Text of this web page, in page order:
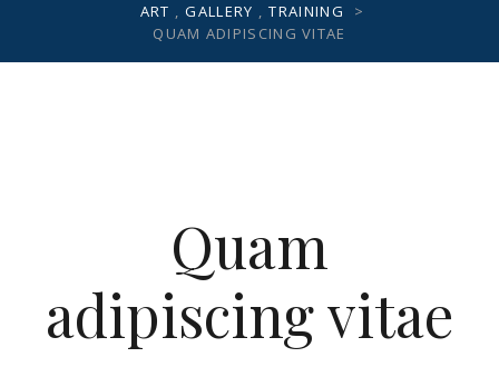
ART , GALLERY , TRAINING
>
QUAM ADIPISCING VITAE
Quam
adipiscing vitae